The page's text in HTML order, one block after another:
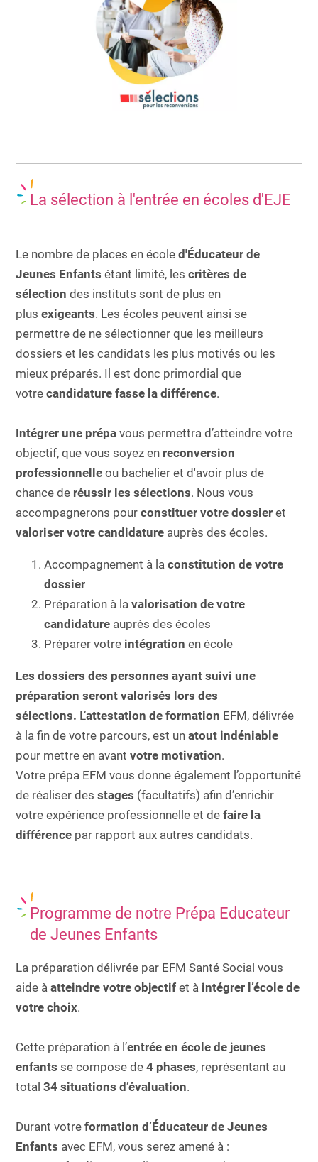
La sélection à l'entrée en écoles d'EJE
Le nombre de places en écoled'Éducateur de
Jeunes Enfants étant limité, lescritères de
sélection des instituts sont de plus en
plusexigeants. Les écoles peuvent ainsi se
permettre de ne sélectionner que les meilleurs
dossiers et les candidats les plus motivés ou les
mieux préparés. Il est donc primordial que
votrecandidature fasse la différence.
Intégrer une prépavous permettra d’atteindre votre
objectif, que vous soyez en reconversion
professionnelleou bachelier et d'avoir plus de
chance de réussir les sélections. Nous vous
accompagnerons pourconstituer votre dossieret
valoriser votre candidature auprès des écoles.
Accompagnement à laconstitution de votre
dossier
Préparation à lavalorisation de votre
candidature auprès des écoles
Préparer votre intégration en école
Les dossiers des personnes ayant suivi une
préparation seront valorisés lors des
sélections. L’attestation de formation EFM, délivrée
à la fin de votre parcours, est unatout indéniable
pour mettre en avantvotre motivation.
Votre prépa EFM vous donne également l’opportunité
de réaliser desstages (facultatifs) afin d’enrichir
votre expérience professionnelle et defaire la
différence par rapport aux autres candidats.
Programme de notre Prépa Educateur
de Jeunes Enfants
La préparation délivrée par EFM Santé Social vous
aide àatteindre votre objectifet à intégrer l’école de
votre choix.
Cette préparation à l’entrée en écolede jeunes
enfants se compose de4 phases, représentant au
total34 situations d’évaluation.
Durant votreformation d’Éducateur de Jeunes
Enfants avec EFM, vous serez amené à :